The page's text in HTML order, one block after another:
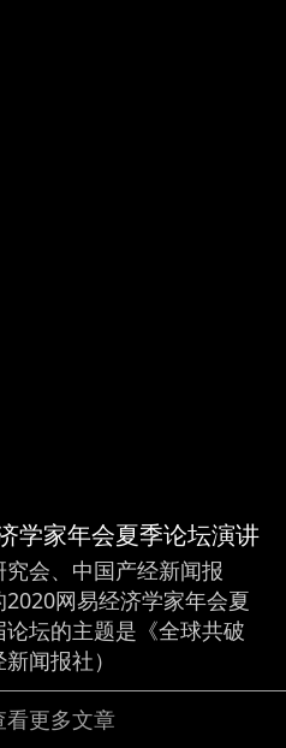
学家年会夏季论坛演讲
会、中国产经新闻报
网易经济学家年会夏
坛的主题是《全球共破
闻报社）
看更多文章